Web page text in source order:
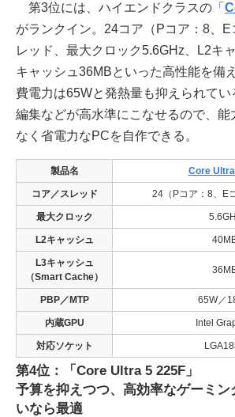
第3位には、ハイエンドクラスの「
がランクイン。24コア（Pコア：8、E
レッド、最大クロック5.6GHz、L2キ
キャッシュ36MBといった高性能を備
費電力は65Wと発熱量も抑えられて
編集などが高水準にこなせるので、能
なく省電力なPCを自作できる。
製品名 Core
コア／スレッド 24（Pコア：8、E
最大クロック
L2キャッシュ
L3キャッシュ
（Smart Cache）
PBP／MTP 65W／
内蔵GPU Intel
対応ソケット
第4位：「Core Ultra 5 225F」
予算を抑えつつ、高効率なゲーミン
いなら最適